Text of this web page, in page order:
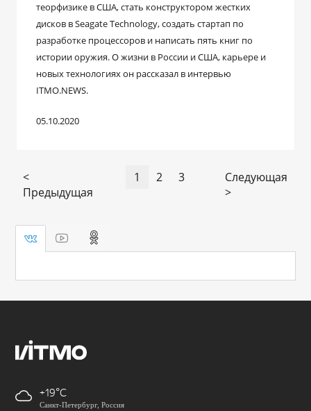
теорфизике в США, стать конструктором жестких
дисков в Seagate Technology, создать стартап по
разработке процессоров и написать пять книг по
истории оружия. О жизни в России и США, карьере и
новых технологиях он рассказал в интервью
ITMO.NEWS.
05.10.2020
<
Предыдущая
1 2 3
Следующая
>
+19
Санкт-Петербург, Россия